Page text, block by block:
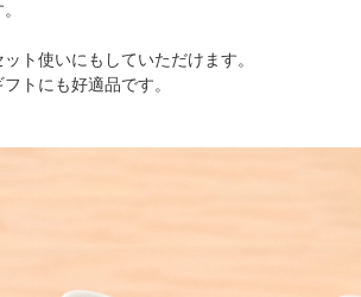
ト使いにもしていただけます。
トにも好適品です。